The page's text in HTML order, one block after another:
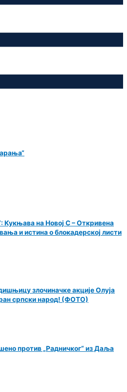
Кукњава на Новој С – Откривена
и истина о блокадерској листи
злочиначке акције Олуја
српски народ! (ФОТО)
против „Радничког“ из Даља